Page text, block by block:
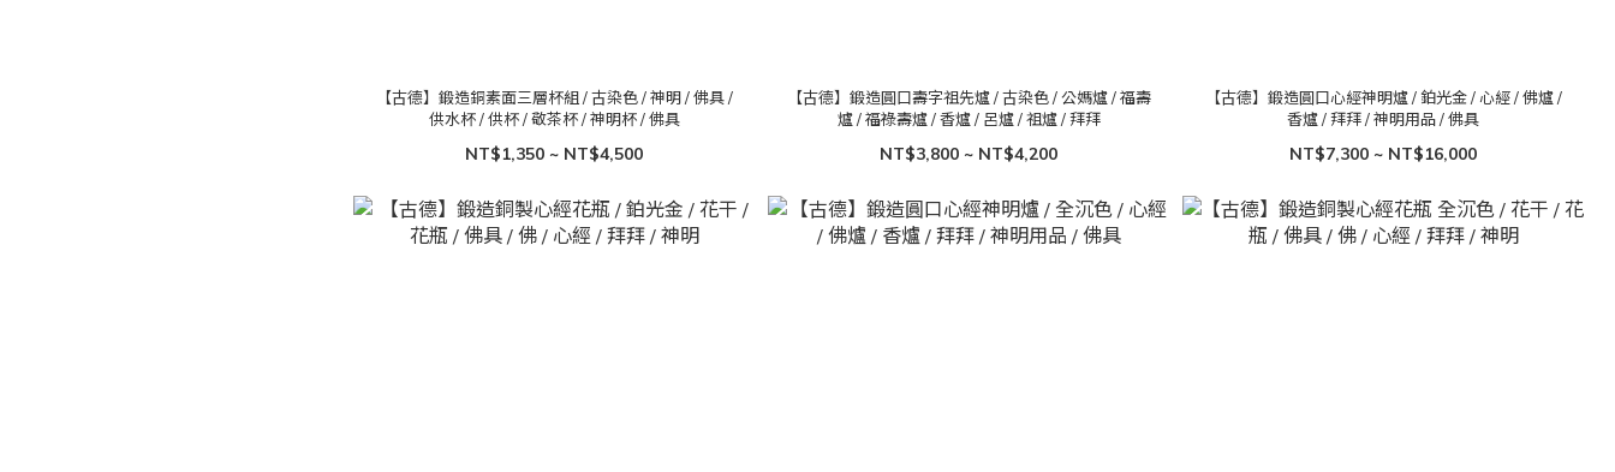
【古德】鍛造銅素面三層杯組 / 古染色 / 神明 / 佛具 /
供水杯 / 供杯 / 敬茶杯 / 神明杯 / 佛具
NT$1,350 ~ NT$4,500
【古德】鍛造圓口壽字祖先爐 / 古染色 / 公媽爐 / 福壽
爐 / 福祿壽爐 / 香爐 / 呂爐 / 祖爐 / 拜拜
NT$3,800 ~ NT$4,200
【古德】鍛造圓口心經神明爐 / 鉑光金 / 心經 / 佛爐 /
香爐 / 拜拜 / 神明用品 / 佛具
NT$7,300 ~ NT$16,000